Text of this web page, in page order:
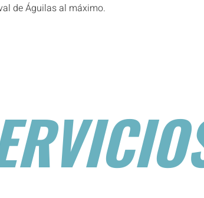
de Águilas al máximo.